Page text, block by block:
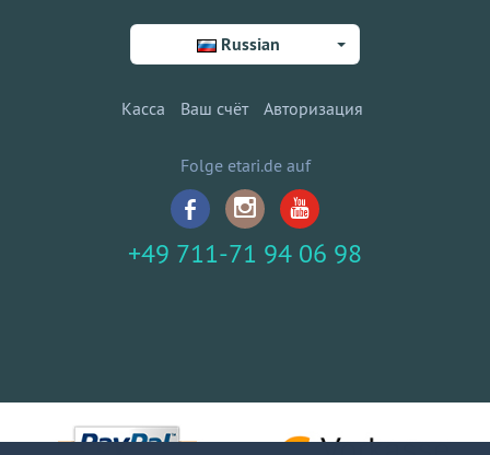
Russian
Касса Ваш счёт Авторизация
Folge etari.de auf
+49 711-71 94 06 98